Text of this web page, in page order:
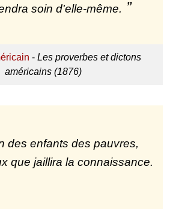
soin d'elle-même.
- Les proverbes et dictons
américains (1876)
des enfants des pauvres,
que jaillira la connaissance.